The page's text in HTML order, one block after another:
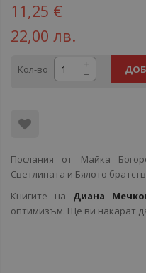
11,25 €
22,00 лв.
Кол-во
Послания от Майка
Светлината и Бялото
Книгите на Диана
оптимизъм. Ще ви накарат